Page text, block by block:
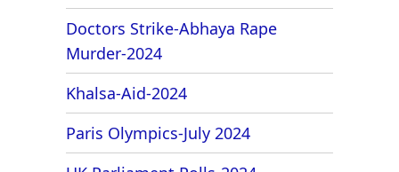
Doctors Strike-Abhaya Rape
Murder-2024
Khalsa-Aid-2024
Paris Olympics-July 2024